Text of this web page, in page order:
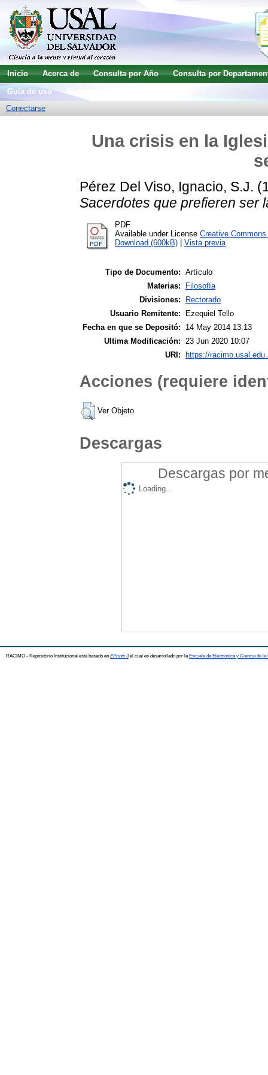
Inicio Acerca de Consulta por Año
Consulta por
Guía de uso
Conectarse
Una crisis en la
Pérez Del Viso, Ignacio, S.J.
Sacerdotes que prefieren ser
PDF
Available under License Creative
Download (600kB)
Vista previa
Tipo de Documento: Artículo
Materias:
Filosofía
Divisiones:
Rectorado
Usuario Remitente:
Ezequiel Tello
Fecha en que se Depositó:
14 May 2014 13:13
Ultima Modificación: 23 Jun 2020 10:07
URI:
https://
Acciones (requiere
Ver Objeto
Descargas
Descargas por
Loading...
RACIMO - Repositorio Institucional está basado en EPrints 3el cual es desarrollado por la Escuela de Electrónica y Ciencia de la